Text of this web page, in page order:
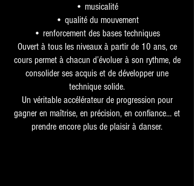
• musicalité
• qualité du mouvement
• renforcement des bases techniques
Ouvert à tous les niveaux à partir de 10 ans, ce
cours permet à chacun d’évoluer à son rythme, de
consolider ses acquis et de développer une
technique solide.
Un véritable accélérateur de progression pour
gagner en maîtrise, en précision, en confiance… et
prendre encore plus de plaisir à danser.